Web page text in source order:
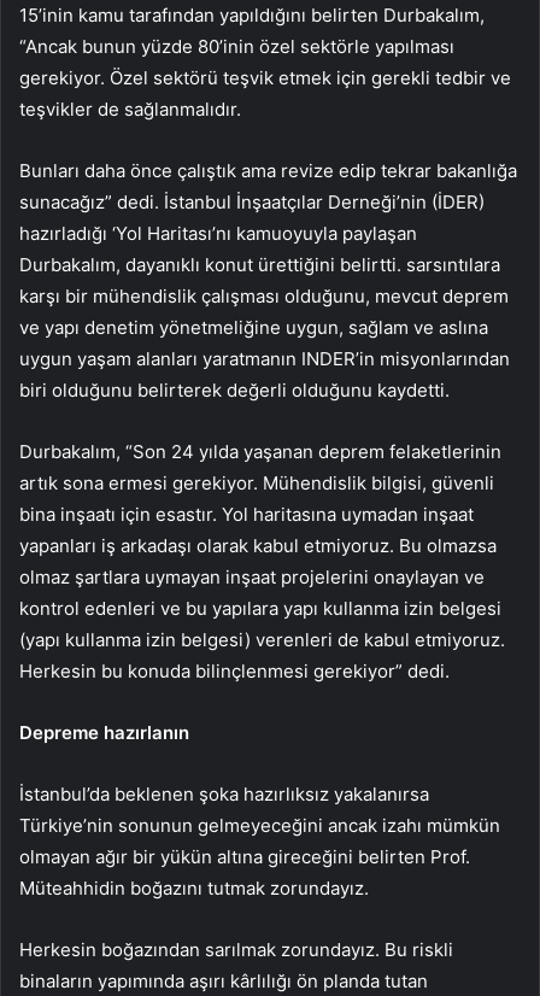
15’inin kamu tarafından yapıldığını belirten Durbakalım,
“Ancak bunun yüzde 80’inin özel sektörle yapılması
gerekiyor. Özel sektörü teşvik etmek için gerekli tedbir ve
teşvikler de sağlanmalıdır.
Bunları daha önce çalıştık ama revize edip tekrar bakanlığa
sunacağız” dedi. İstanbul İnşaatçılar Derneği’nin (İDER)
hazırladığı ‘Yol Haritası’nı kamuoyuyla paylaşan
Durbakalım, dayanıklı konut ürettiğini belirtti. sarsıntılara
karşı bir mühendislik çalışması olduğunu, mevcut deprem
ve yapı denetim yönetmeliğine uygun, sağlam ve aslına
uygun yaşam alanları yaratmanın INDER’in misyonlarından
biri olduğunu belirterek değerli olduğunu kaydetti.
Durbakalım, “Son 24 yılda yaşanan deprem felaketlerinin
artık sona ermesi gerekiyor. Mühendislik bilgisi, güvenli
bina inşaatı için esastır. Yol haritasına uymadan inşaat
yapanları iş arkadaşı olarak kabul etmiyoruz. Bu olmazsa
olmaz şartlara uymayan inşaat projelerini onaylayan ve
kontrol edenleri ve bu yapılara yapı kullanma izin belgesi
(yapı kullanma izin belgesi) verenleri de kabul etmiyoruz.
Herkesin bu konuda bilinçlenmesi gerekiyor” dedi.
Depreme hazırlanın
İstanbul’da beklenen şoka hazırlıksız yakalanırsa
Türkiye’nin sonunun gelmeyeceğini ancak izahı mümkün
olmayan ağır bir yükün altına gireceğini belirten Prof.
Müteahhidin boğazını tutmak zorundayız.
Herkesin boğazından sarılmak zorundayız. Bu riskli
binaların yapımında aşırı kârlılığı ön planda tutan